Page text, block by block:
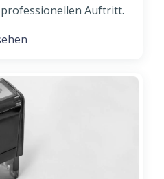
Auftritt.